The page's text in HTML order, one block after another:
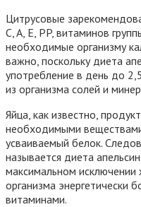
Цитрусовые
C, A, E, PP, витаминов
необходимые организму
важно, поскольку диета
употребление в день до
из организма солей и
Яйца, как известно,
необходимыми
усваиваемый белок.
называется диета
максимальном
организма энергетически
витаминами.